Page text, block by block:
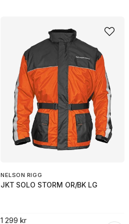
NELSON RIGG
JKT SOLO STORM OR/BK LG
1 299 kr